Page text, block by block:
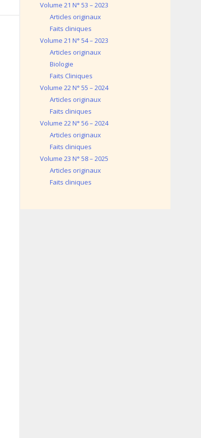
Volume 21 N° 53 – 2023
Articles originaux
Faits cliniques
Volume 21 N° 54 – 2023
Articles originaux
Biologie
Faits Cliniques
Volume 22 N° 55 – 2024
Articles originaux
Faits cliniques
Volume 22 N° 56 – 2024
Articles originaux
Faits cliniques
Volume 23 N° 58 – 2025
Articles originaux
Faits cliniques